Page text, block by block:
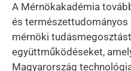
A Mérnökakadémia
és természettudományos
mérnöki
együttműködéseket,
Magyarország